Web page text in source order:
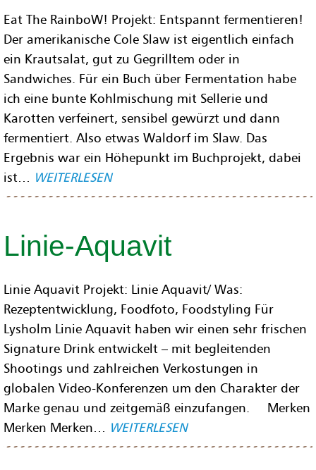
Eat The RainboW! Projekt: Entspannt fermentieren!
Der amerikanische Cole Slaw ist eigentlich einfach
ein Krautsalat, gut zu Gegrilltem oder in
Sandwiches. Für ein Buch über Fermentation habe
ich eine bunte Kohlmischung mit Sellerie und
Karotten verfeinert, sensibel gewürzt und dann
fermentiert. Also etwas Waldorf im Slaw. Das
Ergebnis war ein Höhepunkt im Buchprojekt, dabei
ist… WEITERLESEN
Linie-Aquavit
Linie Aquavit Projekt: Linie Aquavit/ Was:
Rezeptentwicklung, Foodfoto, Foodstyling Für
Lysholm Linie Aquavit haben wir einen sehr frischen
Signature Drink entwickelt – mit begleitenden
Shootings und zahlreichen Verkostungen in
globalen Video-Konferenzen um den Charakter der
Marke genau und zeitgemäß einzufangen. Merken
Merken Merken… WEITERLESEN